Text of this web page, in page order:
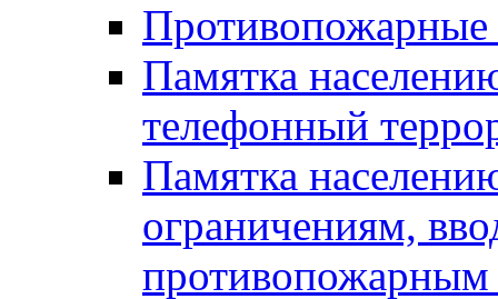
Противопожарные
Памятка
телефонный
Памятка
ограничениям,